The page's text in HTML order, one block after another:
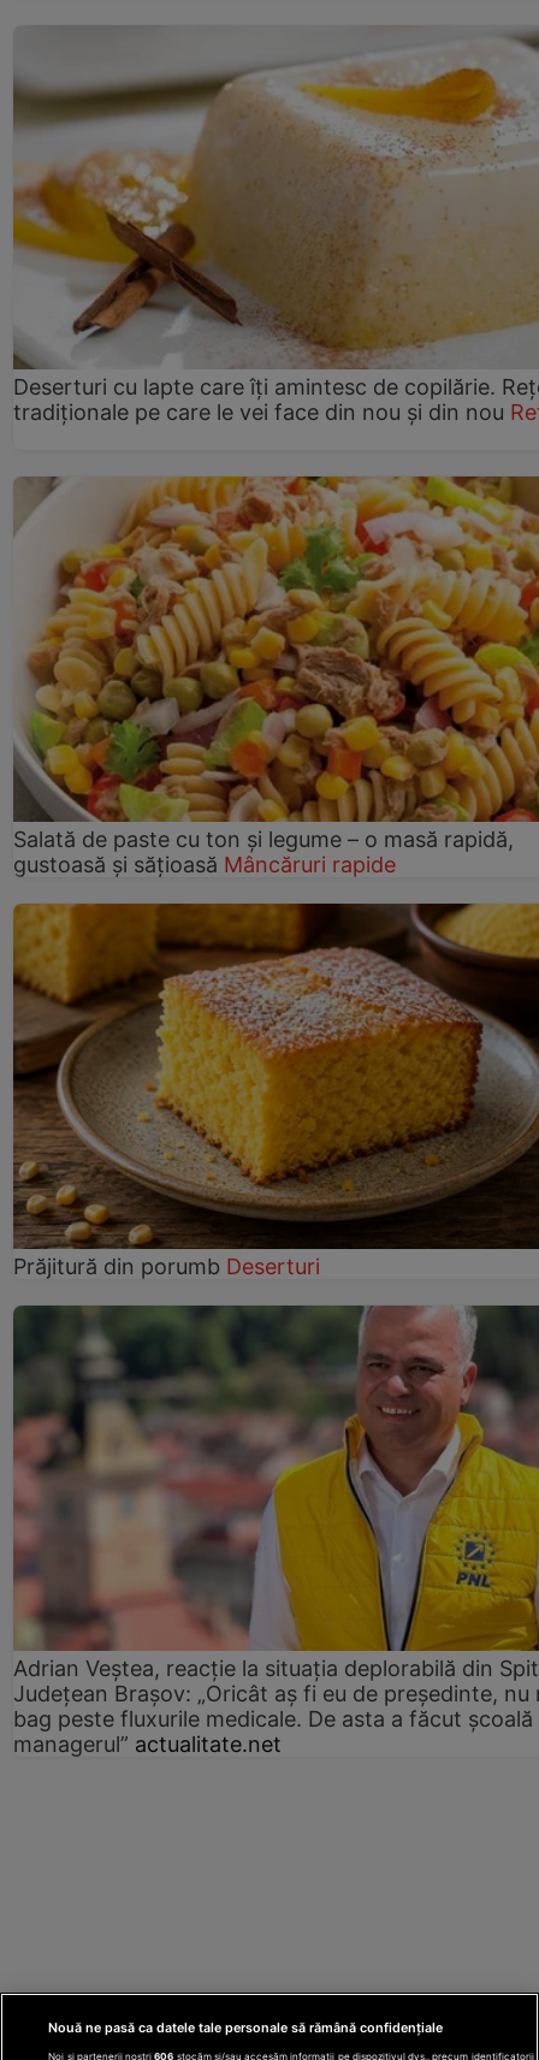
Deserturi cu lapte care îți amintesc de copilărie.
tradiționale pe care le vei face din nou și din nou
Salată de paste cu ton și legume – o masă rapidă,
gustoasă și sățioasă Mâncăruri rapide
Prăjitură din porumb Deserturi
Adrian Veștea, reacție la situația deplorabilă din
Județean Brașov: „Oricât aș fi eu de președinte, nu
bag peste fluxurile medicale. De asta a făcut școală
managerul” actualitate.net
Nouă ne pasă ca datele tale personale să rămână confidențiale
Noi și partenerii noștri606 stocăm și/sau accesăm informații pe dispozitivul dvs., precum identificatorii